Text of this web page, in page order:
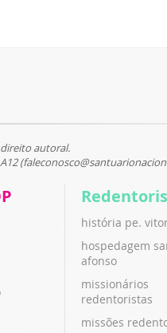
autoral.
história pe.
hospedagem
afonso
missionários
redentoristas
missões